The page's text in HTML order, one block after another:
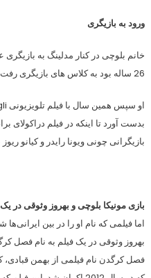
ورود به بازیگری
26 ساله بود به کلاس های بازیگری رفت
بازیگرانی چونی ویونا رایدر و کیانو
بازی مونیکا بلوچی و بهروز وثوقی در
اما فیلمی که نام او را در بین ایرانی‌ها
بهروز وثوقی در یک فیلم به نام فصل
فصل کرگدن نام فیلمی از بهمن قبادی،